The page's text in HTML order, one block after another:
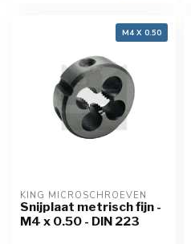
M4 X 0.50
KING MICROSCHROEVEN
Snijplaat metrisch fijn -
M4 x 0.50 - DIN 223